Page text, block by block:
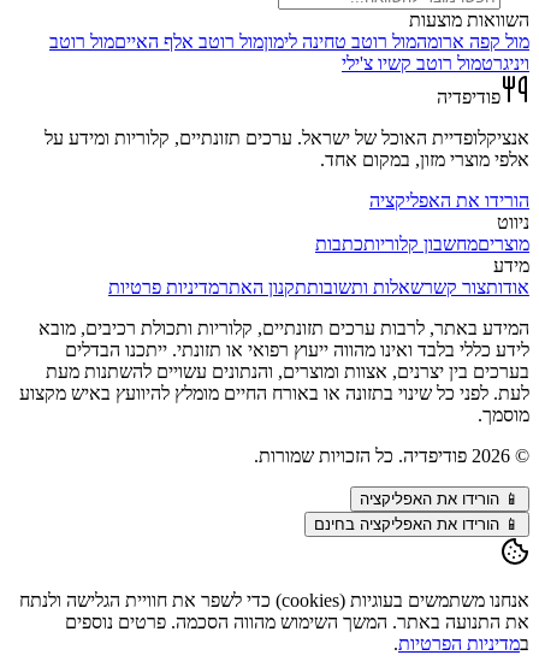
השוואות מוצעות
מול קפה ארומהמול רוטב טחינה לימוןמול רוטב אלף האייםמול רוטב
ויניגרטמול רוטב קשיו צ'ילי
פודיפדיה
אנציקלופדיית האוכל של ישראל. ערכים תזונתיים, קלוריות ומידע על
אלפי מוצרי מזון, במקום אחד.
הורידו את האפליקציה
ניווט
מוצריםמחשבון קלוריותכתבות
מידע
אודותצור קשרשאלות ותשובותתקנון האתרמדיניות פרטיות
המידע באתר, לרבות ערכים תזונתיים, קלוריות ותכולת רכיבים, מובא
לידע כללי בלבד ואינו מהווה ייעוץ רפואי או תזונתי. ייתכנו הבדלים
בערכים בין יצרנים, אצוות ומוצרים, והנתונים עשויים להשתנות מעת
לעת. לפני כל שינוי בתזונה או באורח החיים מומלץ להיוועץ באיש מקצוע
מוסמך.
©
2026 פודיפדיה. כל הזכויות שמורות.
📱 הורידו את האפליקציה
📱 הורידו את האפליקציה בחינם
אנחנו משתמשים בעוגיות (cookies) כדי לשפר את חוויית הגלישה ולנתח
את התנועה באתר. המשך השימוש מהווה הסכמה. פרטים נוספים
במדיניות הפרטיות.